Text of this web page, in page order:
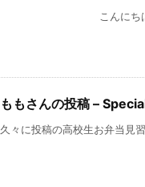
こんにちはヾ
ももさんの投稿 –
久々に投稿の高校生お弁当見